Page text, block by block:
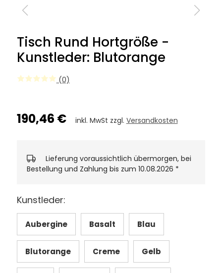
Tisch Rund Hortgröße -
Kunstleder: Blutorange
(0)
190,46 € inkl. MwSt zzgl. Versandkosten
Lieferung voraussichtlich übermorgen, bei
Bestellung und Zahlung bis zum 10.08.2026 *
Kunstleder:
Aubergine Basalt Blau
Blutorange Creme Gelb